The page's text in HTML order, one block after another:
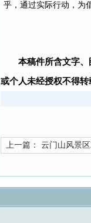
乎，通过实际行动，为
本稿件所含文字
或个人未经授权不得转
上一篇： 云门山风景